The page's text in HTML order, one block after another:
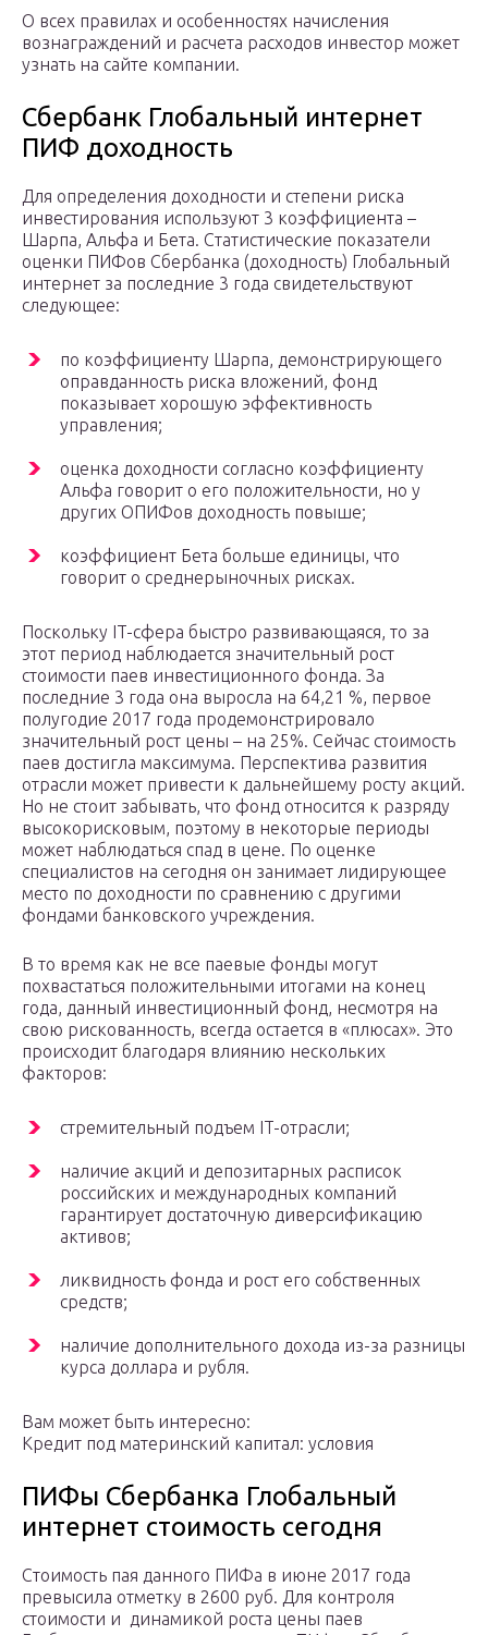
О всех правилах и особенностях начисления
вознаграждений и расчета расходов инвестор может
узнать на сайте компании.
Сбербанк Глобальный интернет
ПИФ доходность
Для определения доходности и степени риска
инвестирования используют 3 коэффициента –
Шарпа, Альфа и Бета. Статистические показатели
оценки ПИФов Сбербанка (доходность) Глобальный
интернет за последние 3 года свидетельствуют
следующее:
по коэффициенту Шарпа, демонстрирующего
оправданность риска вложений, фонд
показывает хорошую эффективность
управления;
оценка доходности согласно коэффициенту
Альфа говорит о его положительности, но у
других ОПИФов доходность повыше;
коэффициент Бета больше единицы, что
говорит о среднерыночных рисках.
Поскольку IT-сфера быстро развивающаяся, то за
этот период наблюдается значительный рост
стоимости паев инвестиционного фонда. За
последние 3 года она выросла на 64,21 %, первое
полугодие 2017 года продемонстрировало
значительный рост цены – на 25%. Сейчас стоимость
паев достигла максимума. Перспектива развития
отрасли может привести к дальнейшему росту акций.
Но не стоит забывать, что фонд относится к разряду
высокорисковым, поэтому в некоторые периоды
может наблюдаться спад в цене. По оценке
специалистов на сегодня он занимает лидирующее
место по доходности по сравнению с другими
фондами банковского учреждения.
В то время как не все паевые фонды могут
похвастаться положительными итогами на конец
года, данный инвестиционный фонд, несмотря на
свою рискованность, всегда остается в «плюсах». Это
происходит благодаря влиянию нескольких
факторов:
стремительный подъем IT-отрасли;
наличие акций и депозитарных расписок
российских и международных компаний
гарантирует достаточную диверсификацию
активов;
ликвидность фонда и рост его собственных
средств;
наличие дополнительного дохода из-за разницы
курса доллара и рубля.
Вам может быть интересно:
Кредит под материнский капитал: условия
ПИФы Сбербанка Глобальный
интернет стоимость сегодня
Стоимость пая данного ПИФа в июне 2017 года
превысила отметку в 2600 руб. Для контроля
стоимости и динамикой роста цены паев